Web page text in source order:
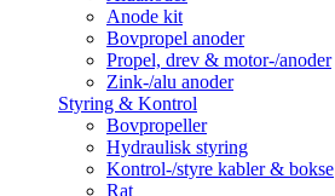
Anode kit
Bovpropel anoder
Propel, drev & motor-/anoder
Zink-/alu anoder
Styring & Kontrol
Bovpropeller
Hydraulisk styring
Kontrol-/styre kabler & bokse
Rat